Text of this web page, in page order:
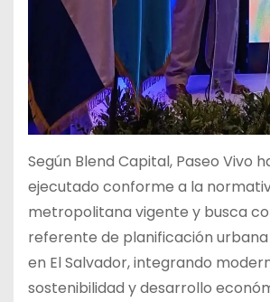
Según Blend Capital, Paseo Vivo
ejecutado conforme a la
metropolitana vigente y busca
referente de planificación
en El Salvador, integrando
sostenibilidad y desarrollo